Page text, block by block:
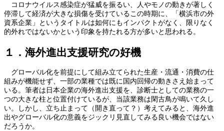
コロナウイルス感染症が猛威を振るい、人やモノの動きが著しく
停滞して経済が大きな損傷を受けているこの時期に、「横浜市の外
資系企業」というタイトルは如何にもインパクトがなく、限りなく
的外れではないかという印象を持たれる方が多いと思われる。
１．海外進出支援研究の好機
グローバル化を前提にして組み立てられた生産・流通・消費の仕
組みが機能せず、一部の業種では既に国内回帰の動きさえ始まって
いる。筆者は日本企業の海外進出支援を、診断士としての業務の一
つの大きな柱と位置付けているが、当該業務は閑古鳥が鳴いて久し
い。しかし、立ち止まって（開き直って？）考えてみると、海外進
出やグローバル化の意義をジックリ見直してみる良い機会ではない
だろうか。